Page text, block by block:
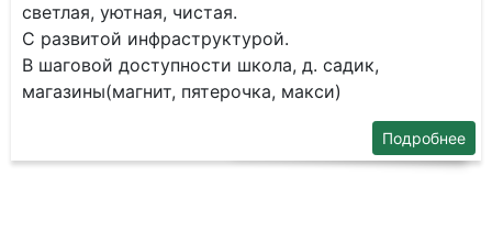
светлая, уютная, чистая.
С развитой инфраструктурой.
В шаговой доступности школа, д. садик,
магазины(магнит, пятерочка, макси)
Подробнее